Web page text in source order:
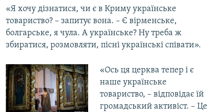
«Я хочу дізнатися, чи є в Криму українське
товариство? – запитує вона. – Є вірменське,
болгарське, я чула. А українське? Ну треба ж
збиратися, розмовляти, пісні українські співати».
«Ось ця церква тепер і є
наше українське
товариство, – відповідає їй
громадський активіст. – Це